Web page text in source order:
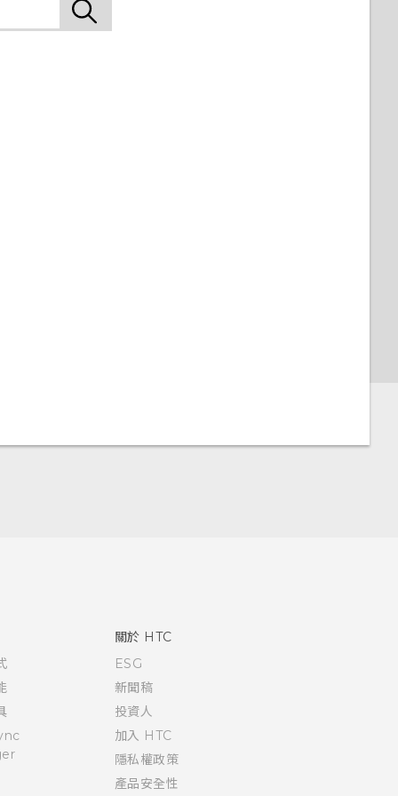
關於 HTC
ESG
新聞稿
投資人
加入 HTC
隱私權政策
產品安全性